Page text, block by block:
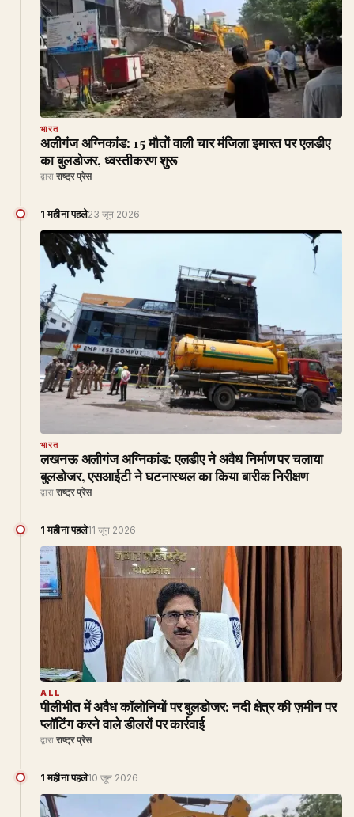
भारत
अलीगंज अग्निकांड: 15 मौतों वाली चार मंजिला इमारत पर एलडीए
का बुलडोजर, ध्वस्तीकरण शुरू
द्वारा राष्ट्र प्रेस
1 महीना पहले23 जून 2026
भारत
लखनऊ अलीगंज अग्निकांड: एलडीए ने अवैध निर्माण पर चलाया
बुलडोजर, एसआईटी ने घटनास्थल का किया बारीक निरीक्षण
द्वारा राष्ट्र प्रेस
1 महीना पहले11 जून 2026
ALL
पीलीभीत में अवैध कॉलोनियों पर बुलडोजर: नदी क्षेत्र की ज़मीन पर
प्लॉटिंग करने वाले डीलरों पर कार्रवाई
द्वारा राष्ट्र प्रेस
1 महीना पहले10 जून 2026